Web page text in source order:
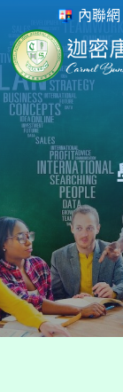
內聯網